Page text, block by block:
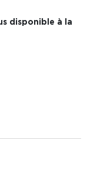
disponible à la